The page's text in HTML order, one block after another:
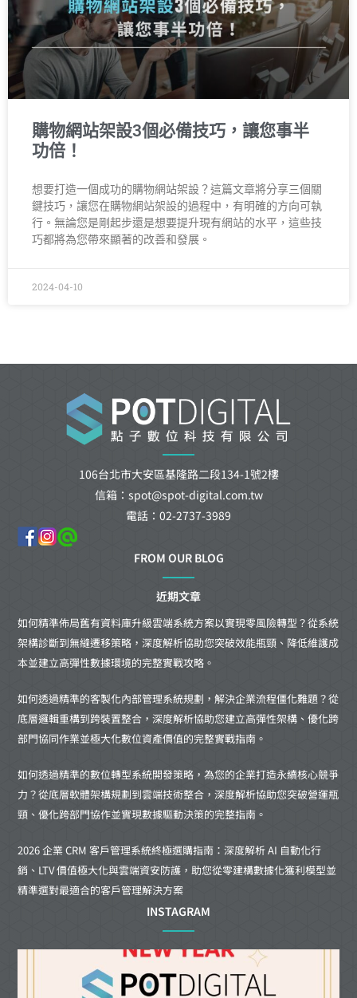
購物網站架設3個必備技巧，讓您事半
功倍！
想要打造一個成功的購物網站架設？這篇文章將分享三個關
鍵技巧，讓您在購物網站架設的過程中，有明確的方向可執
行。無論您是剛起步還是想要提升現有網站的水平，這些技
巧都將為您帶來顯著的改善和發展。
2024-04-10
106台北市大安區基隆路二段134-1號2樓
信箱：spot@spot-digital.com.tw
電話：02-2737-3989
FROM OUR BLOG
近期文章
如何精準佈局舊有資料庫升級雲端系統方案以實現零風險轉型？從系統
架構診斷到無縫遷移策略，深度解析協助您突破效能瓶頸、降低維護成
本並建立高彈性數據環境的完整實戰攻略。
如何透過精準的客製化內部管理系統規劃，解決企業流程僵化難題？從
底層邏輯重構到跨裝置整合，深度解析協助您建立高彈性架構、優化跨
部門協同作業並極大化數位資產價值的完整實戰指南。
如何透過精準的數位轉型系統開發策略，為您的企業打造永續核心競爭
力？從底層軟體架構規劃到雲端技術整合，深度解析協助您突破營運瓶
頸、優化跨部門協作並實現數據驅動決策的完整指南。
2026 企業 CRM 客戶管理系統終極選購指南：深度解析 AI 自動化行
銷、LTV 價值極大化與雲端資安防護，助您從零建構數據化獲利模型並
精準選對最適合的客戶管理解決方案
INSTAGRAM